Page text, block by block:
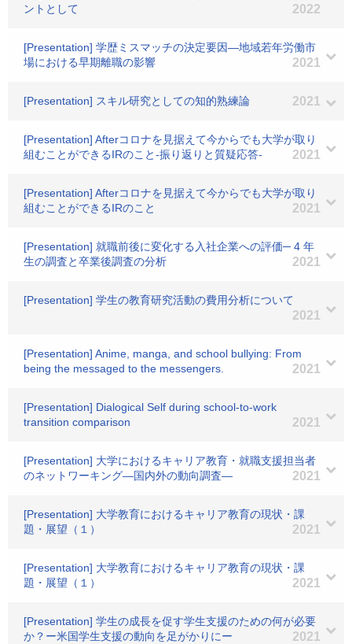
ントとして
2022
[Presentation] 学歴ミスマッチの決定要因―地域若年労働市
場における早期離職の影響
2021
[Presentation] スキル研究としての知的熟練論 2021
[Presentation] Afterコロナを見据えて今からでも大学が取り
組むことができるIRのこと-振り返りと質疑応答-
2021
[Presentation] Afterコロナを見据えて今からでも大学が取り
組むことができるIRのこと
2021
[Presentation] 就職前後に変化する入社企業への評価─ 4 年
生の調査と卒業後調査の分析
2021
[Presentation] 学生の教育研究活動の費用分析について
2021
[Presentation] Anime, manga, and school bullying: From
being the messaged to the messengers.
2021
[Presentation] Dialogical Self during school-to-work
transition comparison
2021
[Presentation] 大学におけるキャリア教育・就職支援担当者
のネットワーキング―国内外の動向調査―
2021
[Presentation] 大学教育におけるキャリア教育の現状・課
題・展望（１）
2021
[Presentation] 大学教育におけるキャリア教育の現状・課
題・展望（１）
2021
[Presentation] 学生の成長を促す学生支援のための何が必要
か？ー米国学生支援の動向を足がかりにー
2021